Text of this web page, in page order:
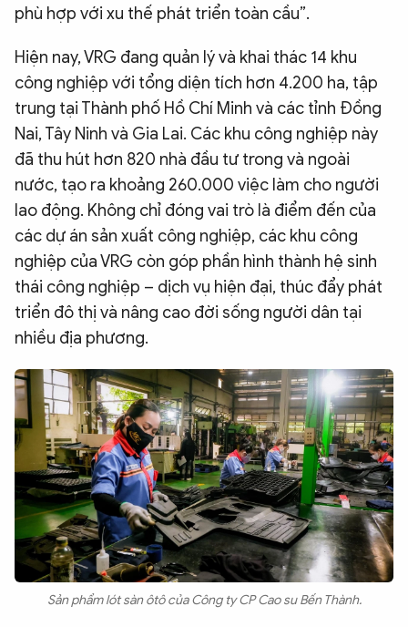
phù hợp với xu thế phát triển toàn cầu”.
Hiện nay, VRG đang quản lý và khai thác 14 khu
công nghiệp với tổng diện tích hơn 4.200 ha, tập
trung tại Thành phố Hồ Chí Minh và các tỉnh Đồng
Nai, Tây Ninh và Gia Lai. Các khu công nghiệp này
đã thu hút hơn 820 nhà đầu tư trong và ngoài
nước, tạo ra khoảng 260.000 việc làm cho người
lao động. Không chỉ đóng vai trò là điểm đến của
các dự án sản xuất công nghiệp, các khu công
nghiệp của VRG còn góp phần hình thành hệ sinh
thái công nghiệp – dịch vụ hiện đại, thúc đẩy phát
triển đô thị và nâng cao đời sống người dân tại
nhiều địa phương.
Sản phẩm lót sàn ôtô của Công ty CP Cao su Bến Thành.